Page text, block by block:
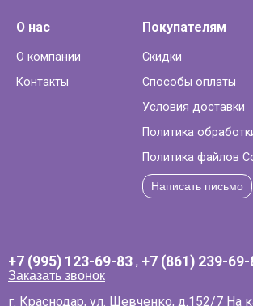
О нас
О компании
Контакты
Покупателям
Скидки
Способы оплаты
Условия доставки
Политика
Политика файлов
Написать письмо
+7 (995) 123-69-83 , +7 (861) 239-69-
Заказать звонок
г. Краснодар, ул. Шевченко, д.152/7 На